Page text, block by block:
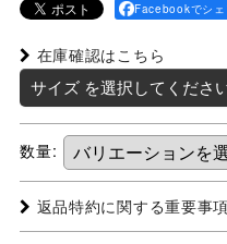
Facebookでシェ
在庫確認はこちら
サイズ を選択してくださ
数量:
返品特約に関する重要事項